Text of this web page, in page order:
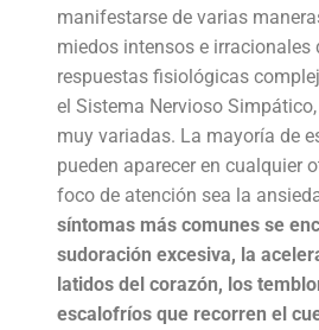
manifestarse de varias
miedos intensos e irracionales
respuestas fisiológicas
el Sistema Nervioso
muy variadas. La mayoría de
pueden aparecer en cualquier
foco de atención sea la
síntomas más comunes se
sudoración excesiva, la
latidos del corazón, los
escalofríos que recorren el